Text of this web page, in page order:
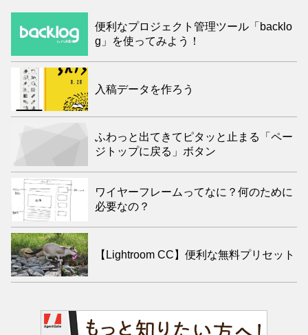
便利なプロジェクト管理ツール「backlo
g」を使ってみよう！
入稿データを作ろう
ふわっと出てきてピタッと止まる「ペー
ジトップに戻る」ボタン
ワイヤーフレームってなに？何のために
必要なの？
【Lightroom CC】便利な無料プリセット